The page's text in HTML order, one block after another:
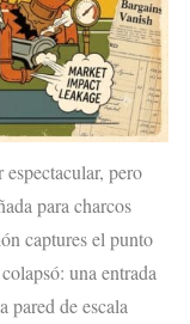
pero
para charcos
captures el punto
una entrada
pared de escala